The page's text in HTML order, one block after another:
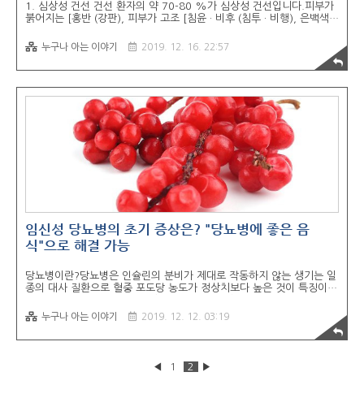
1. 심상성 건선 건선 환자의 약 70-80 %가 심상성 건선입니다.피부가
붉어지는 [홍반 (강판), 피부가 고조 [침윤 · 비후 (침투 · 비행), 은백색의
있습니다.두피와 헤어 라인, 팔꿈치, 무릎, 엉덩이, 허벅지, 정강이 등 외
부 자극을 받기 쉬운 부위에 잘 볼 수 있지만, 그 이외의 부위에 발진이
생길 수 있습니다. 처음에는 직경 수 mm 정도 작은 발진에서 시작하여
고 피부에 낙서 등의 자극을 주면 그 자극을 계기로 새로운 발진이 나타
날 수 있습니다. 이를 케부네루 현상이라고 옷이나 안경, 벨트 등의 자극
에 의해서도 생길 수 있습니다. 옷은 부드러운 ..
누구나 아는 이야기 2019. 12. 16. 22:57
임신성 당뇨병의 초기 증상은? "당뇨병에 좋은 음
식"으로 해결 가능
당뇨병이란?당뇨병은 인슐린의 분비가 제대로 작동하지 않는 생기는 일
종의 대사 질환으로 혈중 포도당 농도가 정상치보다 높은 것이 특징이
배출된다. 이러한 당뇨병은 1 형과 2 형으로 구분되는데, 제 1 형 당뇨
병은 인슐린을 생산하지 않는 것이 원인이되는 당뇨병이다. 2 형 당뇨병
은 인슐린 저항성이 발생하여 생기는 것으로, 인슐린 저항성은 인슐린의
환자가 섭취해야한다면 "당뇨병에 좋은 음식" 1. 양파 양파는 혈당을 낮
추는 효과를 가지고있다. 요리 꾸준히 섭취하면 증상 완화 및 예방에 유
누구나 아는 이야기 2019. 12. 12. 03:19
◀ 1 2 ▶